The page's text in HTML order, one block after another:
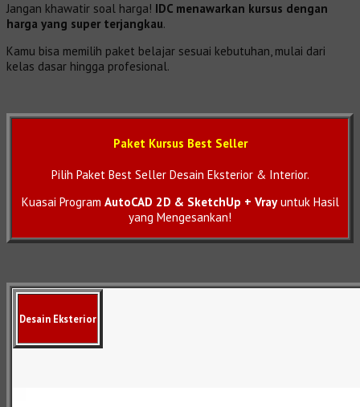
Jangan khawatir soal harga! IDC menawarkan kursus dengan
harga yang super terjangkau.
Kamu bisa memilih paket belajar sesuai kebutuhan, mulai dari
kelas dasar hingga profesional.
Paket Kursus Best Seller
Pilih Paket Best Seller Desain Eksterior & Interior.
Kuasai Program AutoCAD 2D & SketchUp + Vrayuntuk Hasil
yang Mengesankan!
Desain Eksterior